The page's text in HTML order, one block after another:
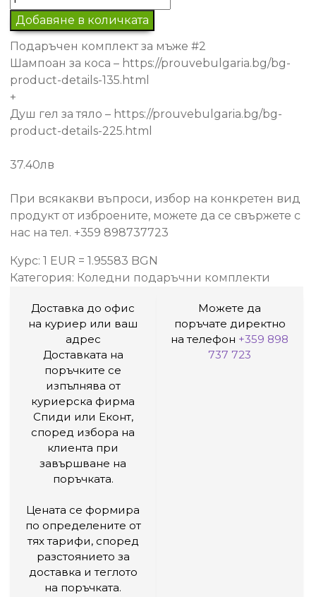
за
Подаръчен
комплект
за
мъже
#2
Добавяне в количката
Подаръчен комплект за мъже #2
Шампоан за коса – https://prouvebulgaria.bg/bg-
product-details-135.html
+
Душ гел за тяло – https://prouvebulgaria.bg/bg-
product-details-225.html
37.40лв
При всякакви въпроси, избор на конкретен вид
продукт от изброените, можете да се свържете с
нас на тел. +359 898737723
Курс: 1 EUR = 1.95583 BGN
Категория: Коледни подаръчни комплекти
Доставка до офис
на куриер или ваш
адрес
Доставката на
поръчките се
изпълнява от
куриерска фирма
Спиди или Еконт,
според избора на
клиента при
завършване на
поръчката.
Цената се формира
по определените от
тях тарифи, според
разстоянието за
доставка и теглото
на поръчката.
Можете да
поръчате директно
на телефон +359 898
737 723